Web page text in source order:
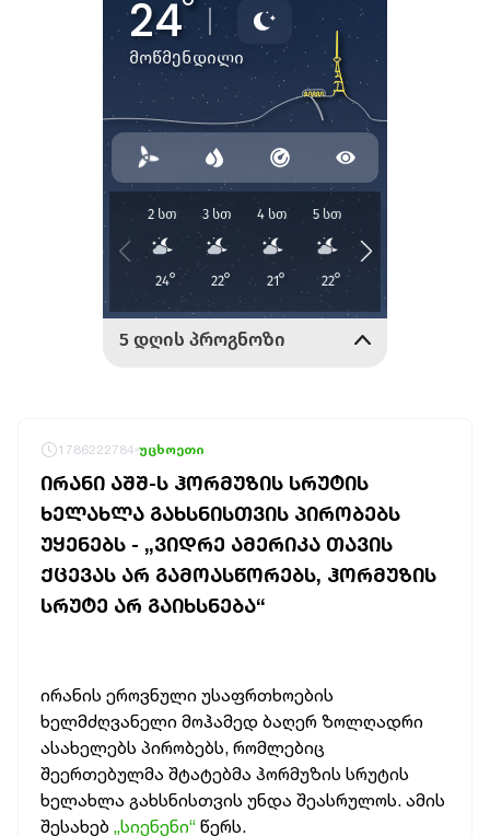
1786222784 უცხოეთი
ᲘᲠᲐᲜᲘ ᲐᲨᲨ-Ს ᲰᲝᲠᲛᲣᲖᲘᲡ ᲡᲠᲣᲢᲘᲡ
ᲮᲔᲚᲐᲮᲚᲐ ᲒᲐᲮᲡᲜᲘᲡᲗᲕᲘᲡ ᲞᲘᲠᲝᲑᲔᲑᲡ
ᲣᲧᲔᲜᲔᲑᲡ - „ᲕᲘᲓᲠᲔ ᲐᲛᲔᲠᲘᲙᲐ ᲗᲐᲕᲘᲡ
ᲥᲪᲔᲕᲐᲡ ᲐᲠ ᲒᲐᲛᲝᲐᲡᲬᲝᲠᲔᲑᲡ, ᲰᲝᲠᲛᲣᲖᲘᲡ
ᲡᲠᲣᲢᲔ ᲐᲠ ᲒᲐᲘᲮᲡᲜᲔᲑᲐ“
ირანის ეროვნული უსაფრთხოების
ხელმძღვანელი მოჰამედ ბაღერ ზოლღადრი
ასახელებს პირობებს, რომლებიც
შეერთებულმა შტატებმა ჰორმუზის სრუტის
ხელახლა გახსნისთვის უნდა შეასრულოს. ამის
შესახებ „სიენენი“ წერს.